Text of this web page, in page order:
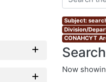
Subject:
Division/
CONAHCYT
Now